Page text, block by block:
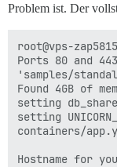
Problem ist. Der
root@vps-
Ports 80 and
'samples/
Found 4GB of
setting
setting
containers/
Hostname for